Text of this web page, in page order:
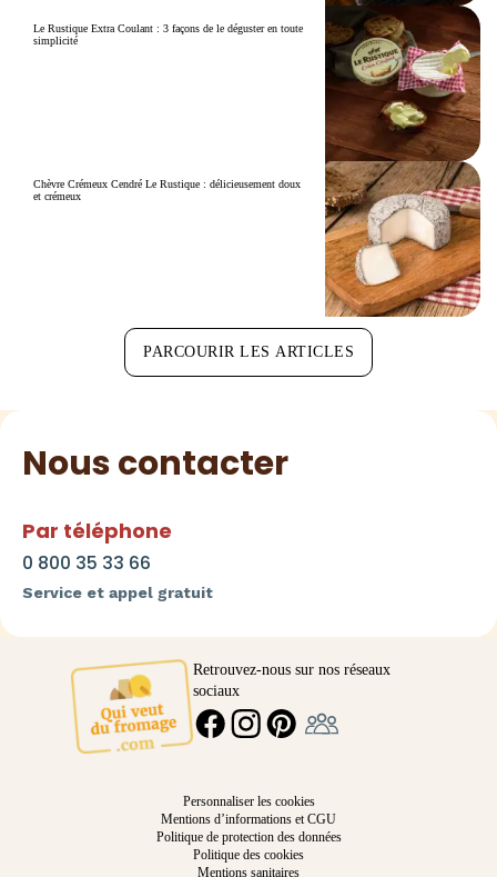
Le Rustique Extra Coulant : 3 façons de le déguster en toute
simplicité
Chèvre Crémeux Cendré Le Rustique : délicieusement doux
et crémeux
PARCOURIR LES ARTICLES
Nous contacter
Par téléphone
0 800 35 33 66
Service et appel gratuit
Retrouvez-nous sur nos réseaux
sociaux
FACEBOOKINSTAGRAMPINTEREST
Personnaliser les cookies
Mentions d’informations et CGU
Politique de protection des données
Politique des cookies
Mentions sanitaires